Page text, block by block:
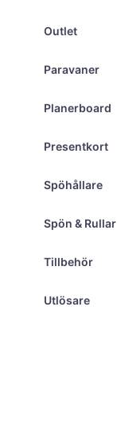
Outlet
Paravaner
Planerboard
Presentkort
Spöhållare
Spön & Rullar
Tillbehör
Utlösare